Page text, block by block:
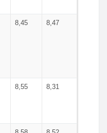
8,45 8,47
8,55 8,31